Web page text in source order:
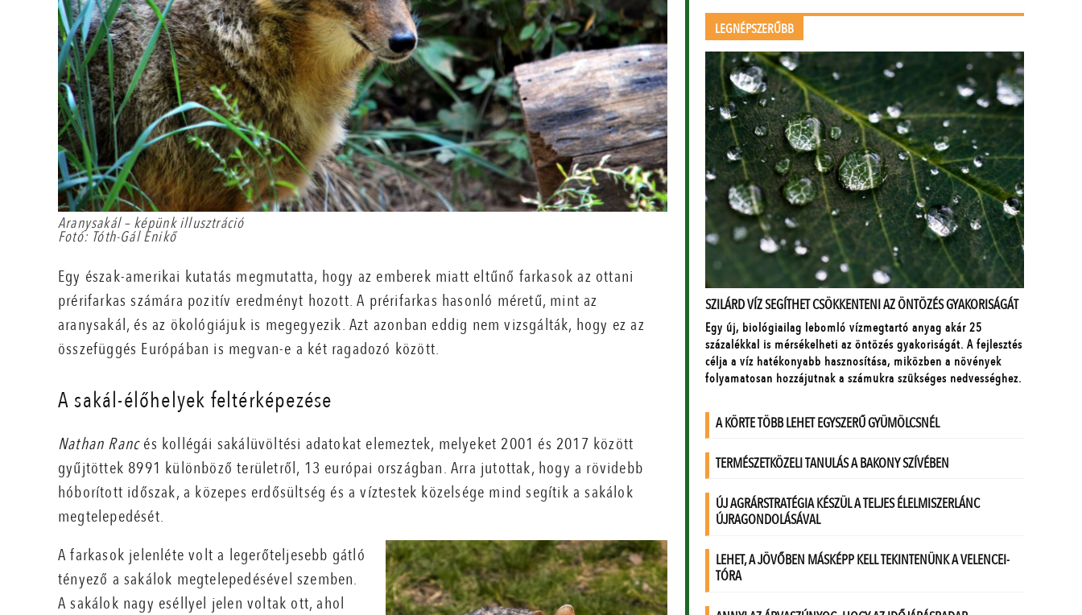
Aranysakál – képünk illusztráció
Fotó: Tóth-Gál Enikő
Egy észak-amerikai kutatás megmutatta, hogy az emberek miatt eltűnő farkasok az ottani
prérifarkas számára pozitív eredményt hozott. A prérifarkas hasonló méretű, mint az
aranysakál, és az ökológiájuk is megegyezik. Azt azonban eddig nem vizsgálták, hogy ez az
összefüggés Európában is megvan-e a két ragadozó között.
A sakál-élőhelyek feltérképezése
Nathan Rancés kollégái sakálüvöltési adatokat elemeztek, melyeket 2001 és 2017 között
gyűjtöttek 8991 különböző területről, 13 európai országban. Arra jutottak, hogy a rövidebb
hóborított időszak, a közepes erdősültség és a víztestek közelsége mind segítik a sakálok
megtelepedését.
A farkasok jelenléte volt a legerőteljesebb gátló
tényező a sakálok megtelepedésével szemben.
A sakálok nagy eséllyel jelen voltak ott, ahol
LEGNÉPSZERŰBB